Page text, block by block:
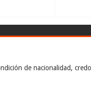
de nacionalidad,